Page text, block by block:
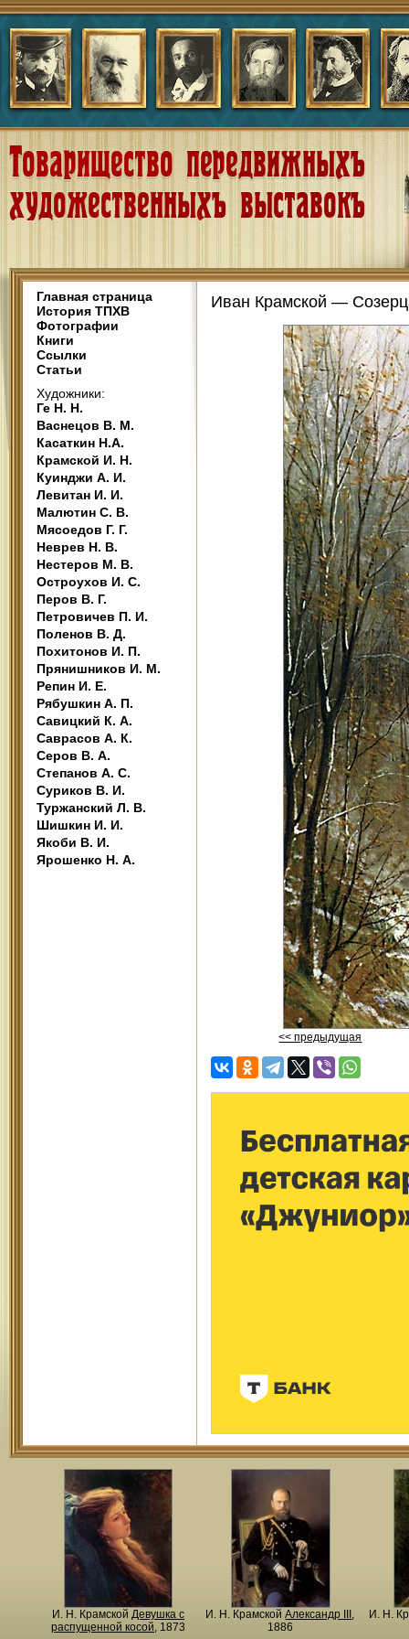
Главная страница
История ТПХВ
Фотографии
Книги
Ссылки
Статьи
Художники:
Ге Н. Н.
Васнецов В. М.
Касаткин Н.А.
Крамской И. Н.
Куинджи А. И.
Левитан И. И.
Малютин С. В.
Мясоедов Г. Г.
Неврев Н. В.
Нестеров М. В.
Остроухов И. С.
Перов В. Г.
Петровичев П. И.
Поленов В. Д.
Похитонов И. П.
Прянишников И. М.
Репин И. Е.
Рябушкин А. П.
Савицкий К. А.
Саврасов А. К.
Серов В. А.
Степанов А. С.
Суриков В. И.
Туржанский Л. В.
Шишкин И. И.
Якоби В. И.
Ярошенко Н. А.
Иван Крамской —
<< предыдущая
И. Н. Крамской Девушка с
распущенной косой, 1873
И. Н. КрамскойАлександр III ,
1886
И. Н.